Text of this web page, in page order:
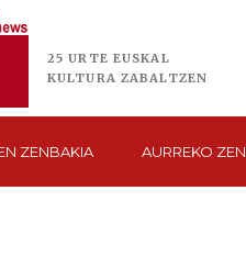
25 URTE EUSKAL
KULTURA ZABALTZEN
ZENBAKIA AURREKO